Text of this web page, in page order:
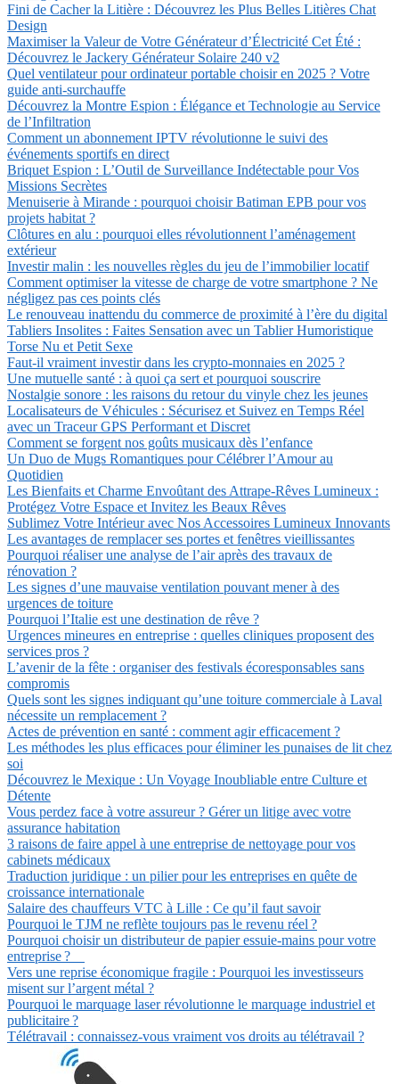
Fini de Cacher la Litière : Découvrez les Plus Belles Litières Chat
Design
Maximiser la Valeur de Votre Générateur d’Électricité Cet Été :
Découvrez le Jackery Générateur Solaire 240 v2
Quel ventilateur pour ordinateur portable choisir en 2025 ? Votre
guide anti-surchauffe
Découvrez la Montre Espion : Élégance et Technologie au Service
de l’Infiltration
Comment un abonnement IPTV révolutionne le suivi des
événements sportifs en direct
Briquet Espion : L’Outil de Surveillance Indétectable pour Vos
Missions Secrètes
Menuiserie à Mirande : pourquoi choisir Batiman EPB pour vos
projets habitat ?
Clôtures en alu : pourquoi elles révolutionnent l’aménagement
extérieur
Investir malin : les nouvelles règles du jeu de l’immobilier locatif
Comment optimiser la vitesse de charge de votre smartphone ? Ne
négligez pas ces points clés
Le renouveau inattendu du commerce de proximité à l’ère du digital
Tabliers Insolites : Faites Sensation avec un Tablier Humoristique
Torse Nu et Petit Sexe
Faut-il vraiment investir dans les crypto-monnaies en 2025 ?
Une mutuelle santé : à quoi ça sert et pourquoi souscrire
Nostalgie sonore : les raisons du retour du vinyle chez les jeunes
Localisateurs de Véhicules : Sécurisez et Suivez en Temps Réel
avec un Traceur GPS Performant et Discret
Comment se forgent nos goûts musicaux dès l’enfance
Un Duo de Mugs Romantiques pour Célébrer l’Amour au
Quotidien
Les Bienfaits et Charme Envoûtant des Attrape-Rêves Lumineux :
Protégez Votre Espace et Invitez les Beaux Rêves
Sublimez Votre Intérieur avec Nos Accessoires Lumineux Innovants
Les avantages de remplacer ses portes et fenêtres vieillissantes
Pourquoi réaliser une analyse de l’air après des travaux de
rénovation ?
Les signes d’une mauvaise ventilation pouvant mener à des
urgences de toiture
Pourquoi l’Italie est une destination de rêve ?
Urgences mineures en entreprise : quelles cliniques proposent des
services pros ?
L’avenir de la fête : organiser des festivals écoresponsables sans
compromis
Quels sont les signes indiquant qu’une toiture commerciale à Laval
nécessite un remplacement ?
Actes de prévention en santé : comment agir efficacement ?
Les méthodes les plus efficaces pour éliminer les punaises de lit chez
soi
Découvrez le Mexique : Un Voyage Inoubliable entre Culture et
Détente
Vous perdez face à votre assureur ? Gérer un litige avec votre
assurance habitation
3 raisons de faire appel à une entreprise de nettoyage pour vos
cabinets médicaux
Traduction juridique : un pilier pour les entreprises en quête de
croissance internationale
Salaire des chauffeurs VTC à Lille : Ce qu’il faut savoir
Pourquoi le TJM ne reflète toujours pas le revenu réel ?
Pourquoi choisir un distributeur de papier essuie-mains pour votre
entreprise ?
Vers une reprise économique fragile : Pourquoi les investisseurs
misent sur l’argent métal ?
Pourquoi le marquage laser révolutionne le marquage industriel et
publicitaire ?
Télétravail : connaissez-vous vraiment vos droits au télétravail ?